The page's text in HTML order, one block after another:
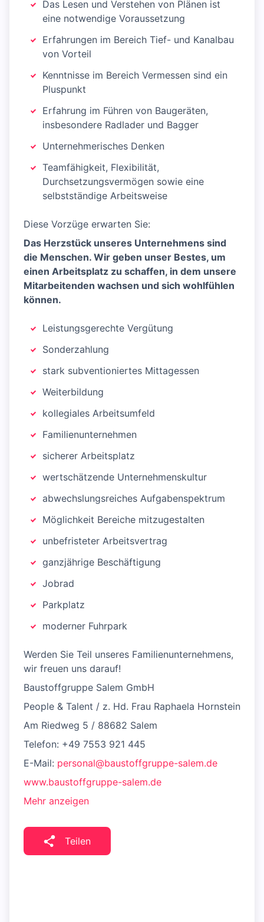
Das Lesen und Verstehen von Plänen ist
eine notwendige Voraussetzung
Erfahrungen im Bereich Tief- und Kanalbau
von Vorteil
Kenntnisse im Bereich Vermessen sind ein
Pluspunkt
Erfahrung im Führen von Baugeräten,
insbesondere Radlader und Bagger
Unternehmerisches Denken
Teamfähigkeit, Flexibilität,
Durchsetzungsvermögen sowie eine
selbstständige Arbeitsweise
Diese Vorzüge erwarten Sie:
Das Herzstück unseres Unternehmens sind
die Menschen. Wir geben unser Bestes, um
einen Arbeitsplatz zu schaffen, in dem unsere
Mitarbeitenden wachsen und sich wohlfühlen
können.
Leistungsgerechte Vergütung
Sonderzahlung
stark subventioniertes Mittagessen
Weiterbildung
kollegiales Arbeitsumfeld
Familienunternehmen
sicherer Arbeitsplatz
wertschätzende Unternehmenskultur
abwechslungsreiches Aufgabenspektrum
Möglichkeit Bereiche mitzugestalten
unbefristeter Arbeitsvertrag
ganzjährige Beschäftigung
Jobrad
Parkplatz
moderner Fuhrpark
Werden Sie Teil unseres Familienunternehmens,
wir freuen uns darauf!
Baustoffgruppe Salem GmbH
People & Talent / z. Hd. Frau Raphaela Hornstein
Am Riedweg 5 / 88682 Salem
Telefon: +49 7553 921 445
E-Mail: personal@baustoffgruppe-salem.de
www.baustoffgruppe-salem.de
Mehr anzeigen
Teilen